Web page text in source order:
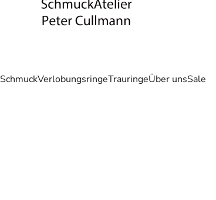
SchmuckVerlobungsringeTrauringeÜber unsSale